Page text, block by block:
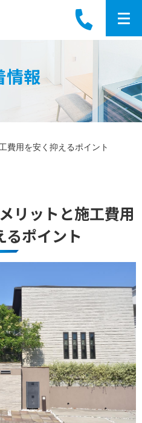
情報
費用を安く抑えるポイント
リットと施工費用
るポイント